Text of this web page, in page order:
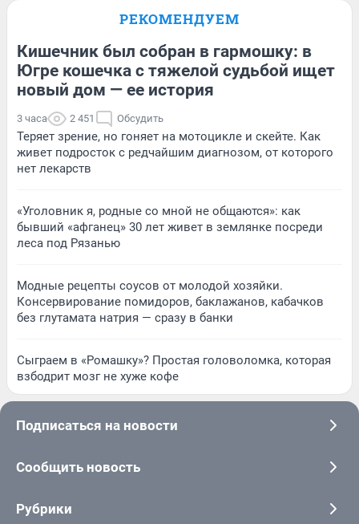
РЕКОМЕНДУЕМ
Кишечник был собран в гармошку: в
Югре кошечка с тяжелой судьбой ищет
новый дом — ее история
3 часа 2 451 Обсудить
Теряет зрение, но гоняет на мотоцикле и скейте. Как
живет подросток с редчайшим диагнозом, от которого
нет лекарств
«Уголовник я, родные со мной не общаются»: как
бывший «афганец» 30 лет живет в землянке посреди
леса под Рязанью
Модные рецепты соусов от молодой хозяйки.
Консервирование помидоров, баклажанов, кабачков
без глутамата натрия — сразу в банки
Сыграем в «Ромашку»? Простая головоломка, которая
взбодрит мозг не хуже кофе
Подписаться на новости
Сообщить новость
Рубрики